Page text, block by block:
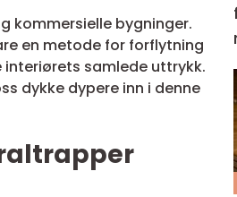
kommersielle bygninger.
en metode for forflytning
samlede uttrykk.
dykke dypere inn i denne